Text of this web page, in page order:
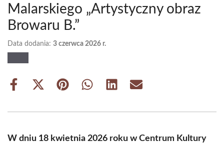
Malarskiego „Artystyczny obraz
Browaru B.”
Data dodania: 3 czerwca 2026 r.
Share
Share
(Twitter)
Share Share Share Share
W dniu 18 kwietnia 2026 roku w Centrum Kultury